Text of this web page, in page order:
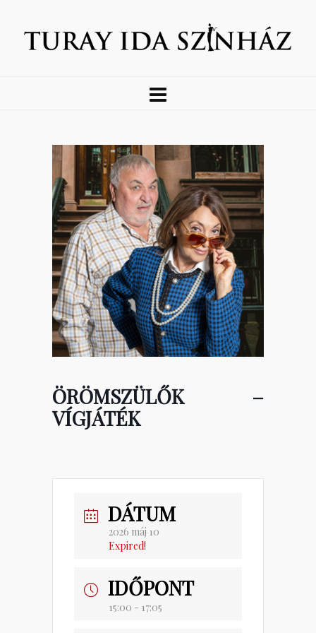
ÖRÖMSZÜLŐK –
VÍGJÁTÉK
DÁTUM
2026 máj 10
Expired!
IDŐPONT
15:00 - 17:05